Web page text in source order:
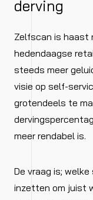
derving
Zelfscan is haast
hedendaagse
steeds meer
visie op self-
grotendeels te
meer rendabel is.
De vraag is;
inzetten om juist